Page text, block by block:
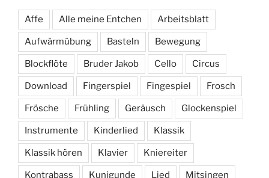
Affe Alle meine Entchen Arbeitsblatt
Aufwärmübung Basteln Bewegung
Blockflöte Bruder Jakob Cello Circus
Download Fingerspiel Fingespiel Frosch
Frösche Frühling Geräusch Glockenspiel
Instrumente Kinderlied Klassik
Klassik hören Klavier Kniereiter
Kontrabass Kunigunde Lied Mitsingen